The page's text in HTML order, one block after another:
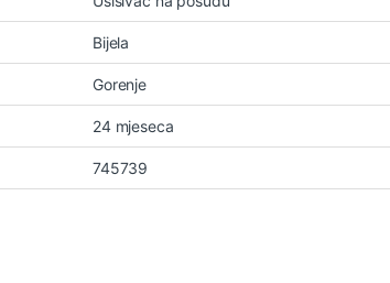
Bijela
Gorenje
24 mjeseca
745739